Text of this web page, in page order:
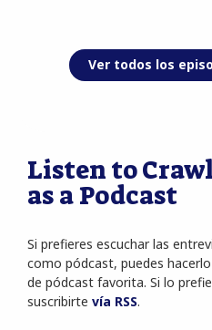
Ver todos los
Listen to
as a Podcast
Si prefieres escuchar las
como pódcast, puedes
de pódcast favorita. Si lo
suscribirte vía RSS.